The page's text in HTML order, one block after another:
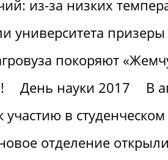
из-за низких
университета
покоряют
День науки 2017
В
в
отделение